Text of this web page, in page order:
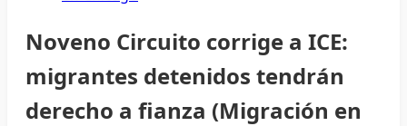
Noveno Circuito corrige a ICE:
migrantes detenidos tendrán
derecho a fianza (Migración en